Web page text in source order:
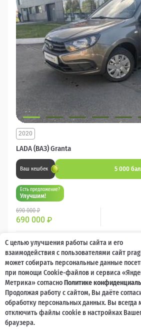
LADA (ВАЗ) Granta
2020
Ваш кешбек 5 000
Есть предложение?
Улучшим!
690 000 ₽
690 000 ₽
Бензин Механика
Сравнить
Подробнее
Перезвоним за
С целью улучшения работы сайта и его
взаимодействия с пользователями сайт
может собирать персональные данные
при помощи Cookie-файлов и сервиса
Метрика» согласноПолитике
Продолжая работу с сайтом, Вы даёте
обработку персональных данных. Вы всегда
отключить файлы cookie в настройках
браузера.